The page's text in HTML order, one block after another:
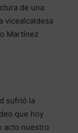
de una
vicealcaldesa
Martínez
sufrió la
que hoy
acto nuestro